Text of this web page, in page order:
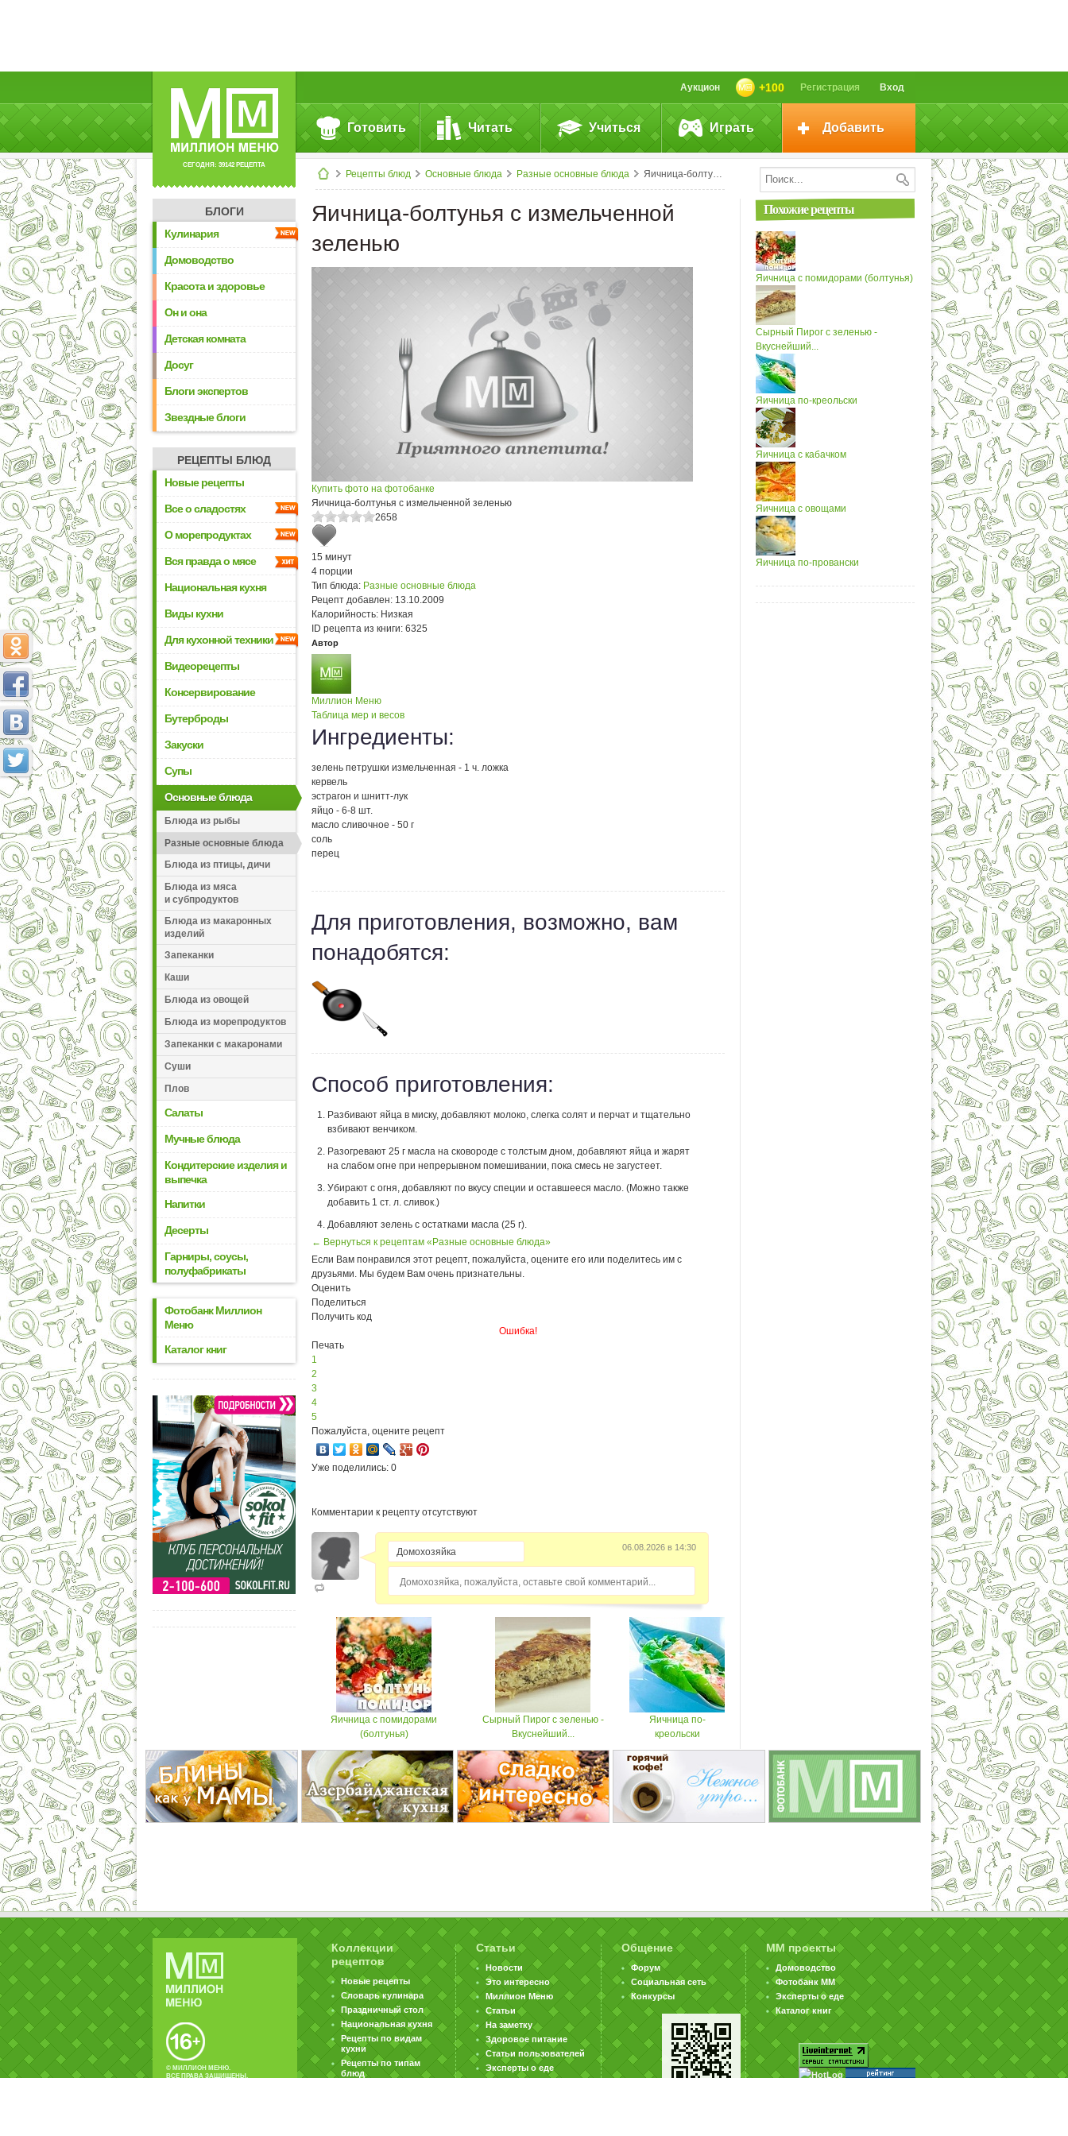
СЕГОДНЯ: 39142 РЕЦЕПТА
Вход
Регистрация
+100
Аукцион
Готовить Читать Учиться Играть Добавить
Рецепты блюд Основные блюда Разные основные блюда Яичница-болтунья с&nbsp;измельченной зеленью
БЛОГИ
Кулинария
Домоводство
Красота и здоровье
Он и она
Детская комната
Досуг
Блоги экспертов
Звездные блоги
РЕЦЕПТЫ БЛЮД
Новые рецепты
Все о сладостях
О морепродуктах
Вся правда о мясе
Национальная кухня
Виды кухни
Для кухонной техники
Видеорецепты
Консервирование
Бутерброды
Закуски
Супы
Основные блюда
Блюда из рыбы
Разные основные блюда
Блюда из птицы, дичи
Блюда из мяса
и субпродуктов
Блюда из макаронных
изделий
Запеканки
Каши
Блюда из овощей
Блюда из морепродуктов
Запеканки с макаронами
Суши
Плов
Салаты
Мучные блюда
Кондитерские изделия и
выпечка
Напитки
Десерты
Гарниры, соусы,
полуфабрикаты
Фотобанк Миллион
Меню
Каталог книг
Яичница-болтунья с измельченной
зеленью
Купить фото на фотобанке
Яичница-болтунья с измельченной зеленью
2658
15 минут
4 порции
Тип блюда: Разные основные блюда
Рецепт добавлен: 13.10.2009
Калорийность: Низкая
ID рецепта из книги: 6325
Автор
Миллион Меню
Таблица мер и весов
Ингредиенты:
зелень петрушки измельченная - 1 ч. ложка
кервель
эстрагон и шнитт-лук
яйцо - 6-8 шт.
масло сливочное - 50 г
соль
перец
Для приготовления, возможно, вам
понадобятся:
Способ приготовления:
Разбивают яйца в миску, добавляют молоко, слегка солят и перчат и тщательно
взбивают венчиком.
Разогревают 25 г масла на сковороде с толстым дном, добавляют яйца и жарят
на слабом огне при непрерывном помешивании, пока смесь не загустеет.
Убирают с огня, добавляют по вкусу специи и оставшееся масло. (Можно также
добавить 1 ст. л. сливок.)
Добавляют зелень с остатками масла (25 г).
← Вернуться к рецептам «Разные основные блюда»
Если Вам понравился этот рецепт, пожалуйста, оцените его или поделитесь им с
друзьями. Мы будем Вам очень признательны.
Оценить
Поделиться
Получить код
Ошибка!
Печать
1
2
3
4
5
Пожалуйста, оцените рецепт
Уже поделились: 0
Комментарии к рецепту отсутствуют
06.08.2026 в 14:30
Домохозяйка, пожалуйста, оставьте свой комментарий...
Яичница с помидорами
(болтунья)
Сырный Пирог с зеленью -
Вкуснейший...
Яичница по-
креольски
Похожие рецепты
Яичница с помидорами (болтунья)
Сырный Пирог с зеленью -
Вкуснейший...
Яичница по-креольски
Яичница с кабачком
Яичница с овощами
Яичница по-провански
© МИЛЛИОН МЕНЮ.
ВСЕ ПРАВА ЗАЩИЩЕНЫ.
Коллекции
рецептов
Новые рецепты
Словарь кулинара
Праздничный стол
Национальная кухня
Рецепты по видам
кухни
Рецепты по типам
блюд
Статьи
Новости
Это интересно
Миллион Меню
Статьи
На заметку
Здоровое питание
Статьи пользователей
Эксперты о еде
Общение
Форум
Социальная сеть
Конкурсы
ММ проекты
Домоводство
Фотобанк ММ
Эксперты о еде
Каталог книг